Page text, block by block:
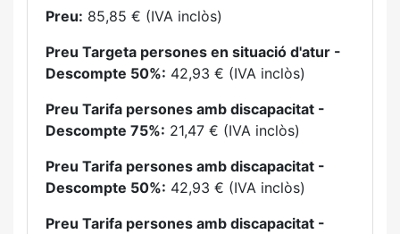
Preu: 85,85 € (IVA inclòs)
Preu Targeta persones en situació d'atur -
Descompte 50%: 42,93 € (IVA inclòs)
Preu Tarifa persones amb discapacitat -
Descompte 75%: 21,47 € (IVA inclòs)
Preu Tarifa persones amb discapacitat -
Descompte 50%: 42,93 € (IVA inclòs)
Preu Tarifa persones amb discapacitat -